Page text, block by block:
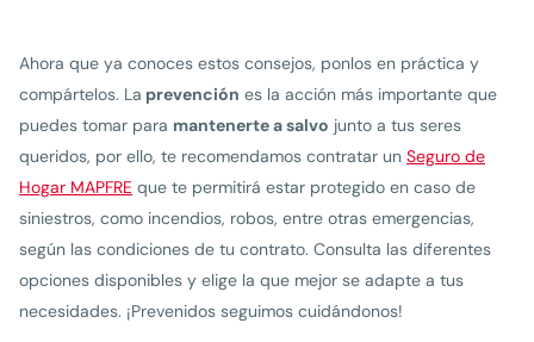
Ahora que ya conoces estos consejos, ponlos en práctica y
compártelos. La prevención es la acción más importante que
puedes tomar para mantenerte a salvo junto a tus seres
queridos, por ello, te recomendamos contratar un Seguro de
Hogar MAPFRE que te permitirá estar protegido en caso de
siniestros, como incendios, robos, entre otras emergencias,
según las condiciones de tu contrato. Consulta las diferentes
opciones disponibles y elige la que mejor se adapte a tus
necesidades. ¡Prevenidos seguimos cuidándonos!